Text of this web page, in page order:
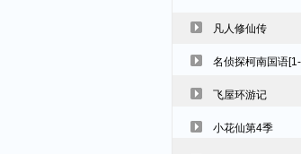
凡人修仙传
名侦探柯南国语
飞屋环游记
小花仙第4季